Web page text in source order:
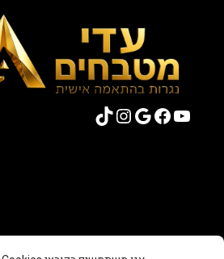
YouTube
Facebook
Google
Instagram
TikTok